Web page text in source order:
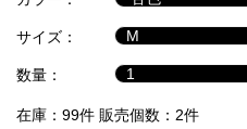
ル
品
サイズ：
数量：
在庫：99件 販売個数：2件